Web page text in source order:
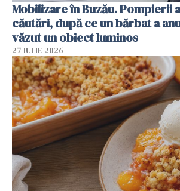
Mobilizare în Buzău. Pompierii
căutări, după ce un bărbat a
văzut un obiect luminos
27 IULIE 2026